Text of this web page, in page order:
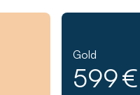
Gold
599